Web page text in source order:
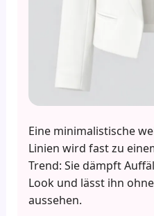
Eine minimalistische
Linien wird fast zu
Trend: Sie dämpft
Look und lässt ihn
aussehen.